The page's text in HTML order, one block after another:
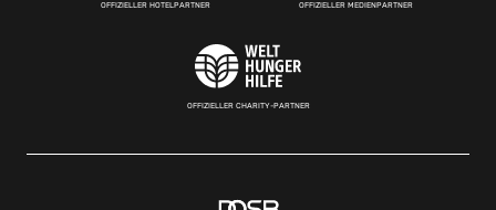
OFFIZIELLER HOTELPARTNER OFFIZIELLER MEDIENPARTNER
OFFIZIELLER CHARITY-PARTNER